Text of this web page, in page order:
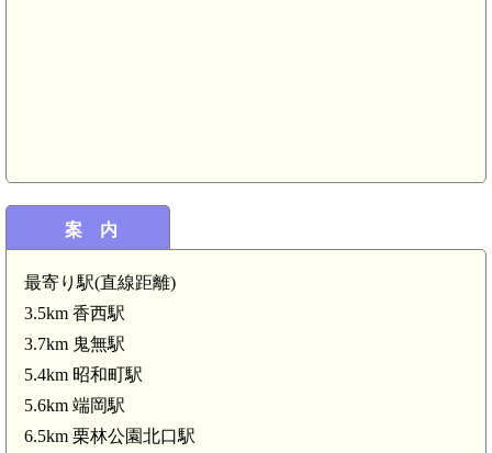
案 内
最寄り駅(直線距離)
3.5km 香西駅
3.7km 鬼無駅
5.4km 昭和町駅
5.6km 端岡駅
6.5km 栗林公園北口駅